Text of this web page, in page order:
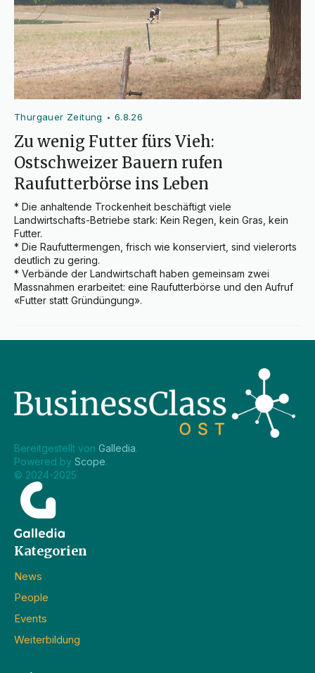
Thurgauer Zeitung • 6.8.26
Zu wenig Futter fürs Vieh:
Ostschweizer Bauern rufen
Raufutterbörse ins Leben
* Die anhaltende Trockenheit beschäftigt viele
Landwirtschafts-Betriebe stark: Kein Regen, kein Gras, kein
Futter.
* Die Raufuttermengen, frisch wie konserviert, sind vielerorts
deutlich zu gering.
* Verbände der Landwirtschaft haben gemeinsam zwei
Massnahmen erarbeitet: eine Raufutterbörse und den Aufruf
«Futter statt Gründüngung».
Bereitgestellt von Galledia.
Powered by Scope.
© 2024-2025
Kategorien
News
People
Events
Weiterbildung